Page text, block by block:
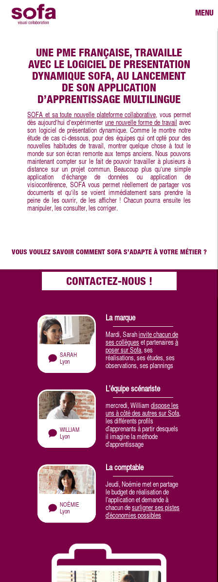
MENU
UNE PME FRANÇAISE, TRAVAILLE
AVEC LE LOGICIEL DE PRESENTATION
DYNAMIQUE SOFA, AU LANCEMENT
DE SON APPLICATION
D’APPRENTISSAGE MULTILINGUE
SOFA et sa toute nouvelle plateforme collaborative, vous permet
dès aujourd’hui d’expérimenterune nouvelle forme de travail avec
son logiciel de présentation dynamique. Comme le montre notre
étude de cas ci-dessous, pour des équipes qui ont opté pour des
nouvelles habitudes de travail, montrer quelque chose à tout le
monde sur son écran remonte aux temps anciens. Nous pouvons
maintenant compter sur le fait de pouvoir travailler à plusieurs à
distance sur un projet commun. Beaucoup plus qu’une simple
application d’échange de données ou application de
visioconférence, SOFA vous permet réellement de partager vos
documents et qu’ils se voient immédiatement sans prendre la
peine de les ouvrir, de les afficher ! Chacun pourra ensuite les
manipuler, les consulter, les corriger.
VOUS VOULEZ SAVOIR COMMENT SOFA S’ADAPTE À VOTRE MÉTIER ?
CONTACTEZ-NOUS !
SARAH
Lyon
La marque
Mardi, Sarahinvite chacun de
ses collègueset partenairesà
poser sur Sofa, ses
réalisations, ses études, ses
observations, ses plannings
WILLIAM
Lyon
L'équipe scénariste
mercredi, William dispose les
uns à côté des autres sur Sofa,
les différents profils
d'apprenants à partir desquels
il imagine la méthode
d'apprentissage
NOÉMIE
Lyon
La comptable
Jeudi, Noémie met en partage
le budget de réalisation de
l'application et demande à
chacun desurligner ses pistes
d'économies possibles